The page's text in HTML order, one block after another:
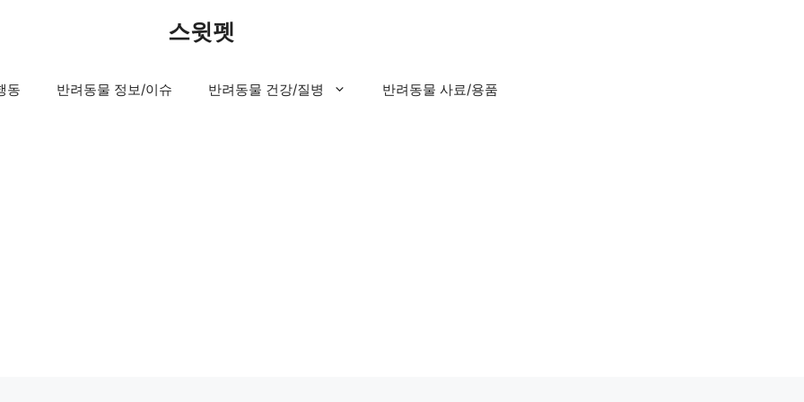
스윗펫
동 반려동물 정보/이슈 반려동물 건강/질병 반려동물 사료/용품